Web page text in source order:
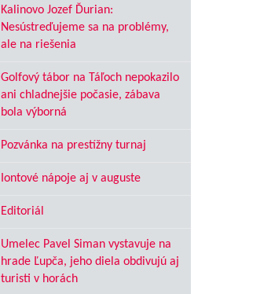
Kalinovo Jozef Ďurian:
Nesústreďujeme sa na problémy,
ale na riešenia
Golfový tábor na Táľoch nepokazilo
ani chladnejšie počasie, zábava
bola výborná
Pozvánka na prestížny turnaj
Iontové nápoje aj v auguste
Editoriál
Umelec Pavel Siman vystavuje na
hrade Ľupča, jeho diela obdivujú aj
turisti v horách